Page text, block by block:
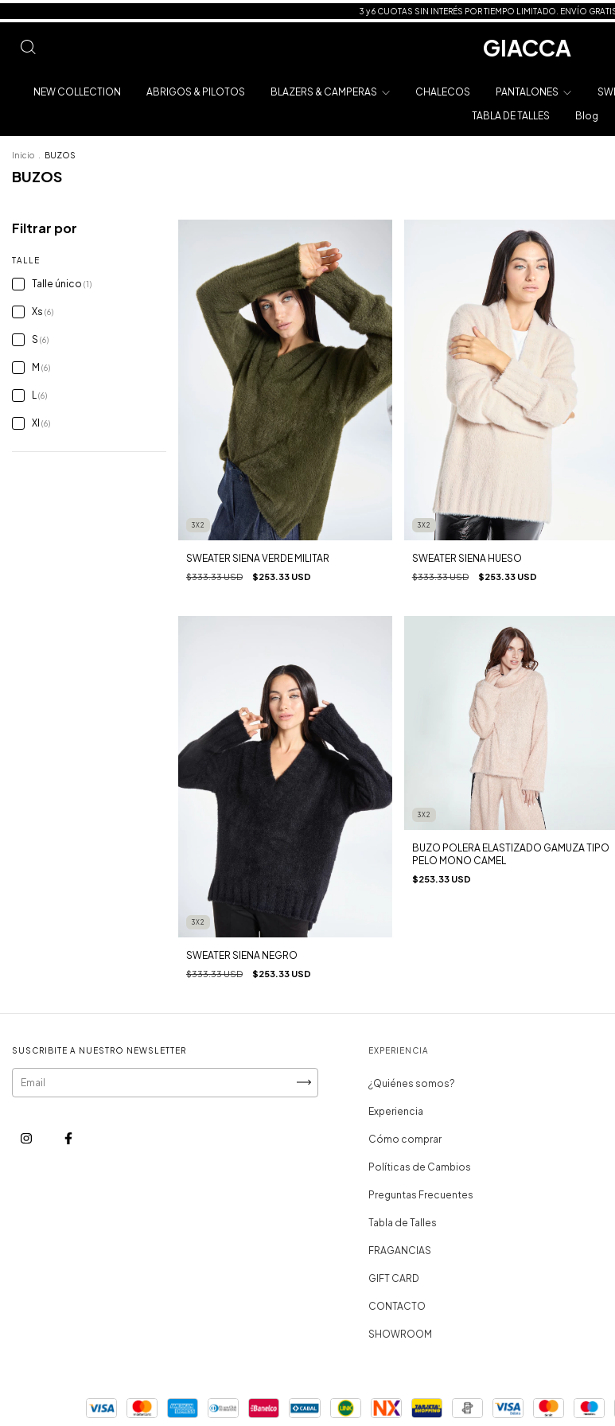
3 y 6 CUOTAS SIN INTERÉS POR TIEMPO LIMITADO. ENVÍO
GIACCA
NEW COLLECTION ABRIGOS & PILOTOS BLAZERS & CAMPERAS CHALECOS PANTALONES
TABLA DE TALLES
Blog
Inicio BUZOS
BUZOS
Filtrar por
TALLE
Talle único (1)
Xs (6)
S (6)
M (6)
L(6)
Xl (6)
3X2
SWEATER SIENA VERDE MILITAR
$333.33 USD $253.33 USD
3X2
SWEATER SIENA HUESO
$333.33 USD $253.33 USD
3X2
SWEATER SIENA NEGRO
$333.33 USD $253.33 USD
3X2
BUZO POLERA ELASTIZADO GAMUZA TIPO
PELO MONO CAMEL
$253.33 USD
SUSCRIBITE A NUESTRO NEWSLETTER EXPERIENCIA
¿Quiénes somos?
Experiencia
Cómo comprar
Políticas de Cambios
Preguntas Frecuentes
Tabla de Talles
FRAGANCIAS
GIFT CARD
CONTACTO
SHOWROOM